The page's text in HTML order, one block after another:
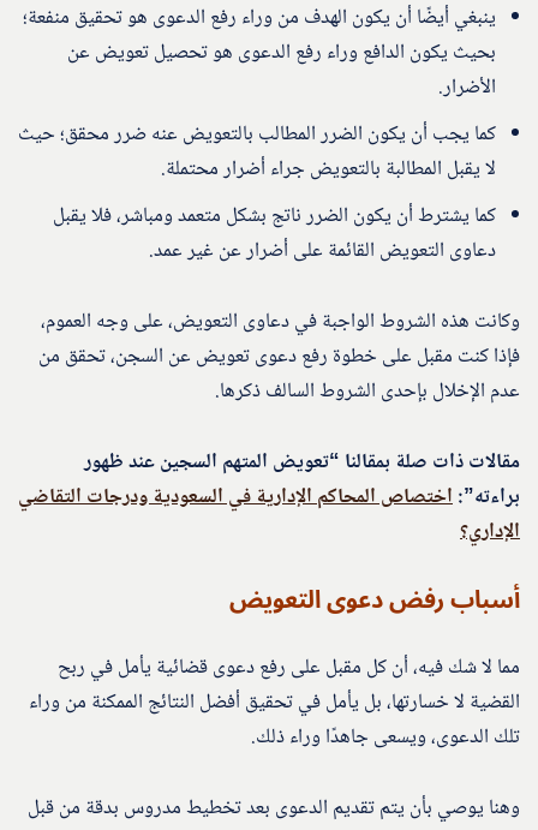
ينبغي أيضًا أن يكون الهدف من وراء رفع الدعوى هو تحقيق منفعة؛
بحيث يكون الدافع وراء رفع الدعوى هو تحصيل تعويض عن
الأضرار.
كما يجب أن يكون الضرر المطالب بالتعويض عنه ضرر محقق؛ حيث
لا يقبل المطالبة بالتعويض جراء أضرار محتملة.
كما يشترط أن يكون الضرر ناتج بشكل متعمد ومباشر، فلا يقبل
دعاوى التعويض القائمة على أضرار عن غير عمد.
وكانت هذه الشروط الواجبة في دعاوى التعويض، على وجه العموم،
فإذا كنت مقبل على خطوة رفع دعوى تعويض عن السجن، تحقق من
عدم الإخلال بإحدى الشروط السالف ذكرها.
مقالات ذات صلة بمقالنا “تعويض المتهم السجين عند ظهور
براءته”:اختصاص المحاكم الإدارية في السعودية ودرجات التقاضي
الإداري؟
أسباب رفض دعوى التعويض
مما لا شك فيه، أن كل مقبل على رفع دعوى قضائية يأمل في ربح
القضية لا خسارتها، بل يأمل في تحقيق أفضل النتائج الممكنة من وراء
تلك الدعوى، ويسعى جاهدًا وراء ذلك.
وهنا يوصي بأن يتم تقديم الدعوى بعد تخطيط مدروس بدقة من قبل